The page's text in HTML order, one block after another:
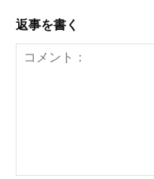
返事を書く